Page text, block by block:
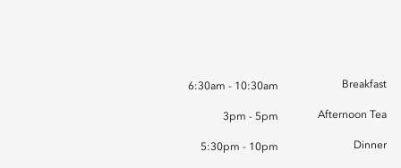
Breakfast
6:30am - 10:30am
Afternoon Tea
3pm - 5pm
Dinner
5:30pm - 10pm